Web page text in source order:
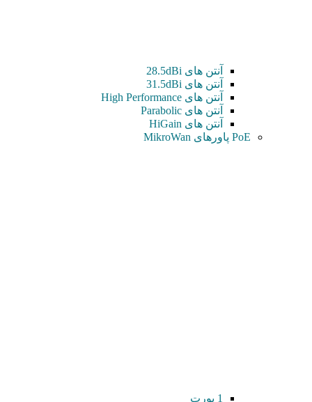
آنتن های 28.5dBi
آنتن های 31.5dBi
آنتن های High Performance
آنتن های Parabolic
آنتن های HiGain
PoE پاورهای MikroWan
1 پورت